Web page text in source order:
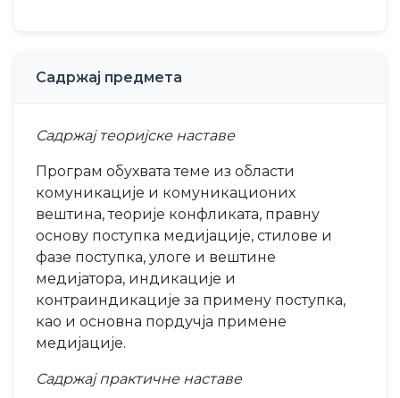
Садржај предмета
Садржај теоријске наставе
Програм обухвата теме из области
комуникације и комуникационих
вештина, теорије конфликата, правну
основу поступка медијације, стилове и
фазе поступка, улоге и вештине
медијатора, индикације и
контраиндикације за примену поступка,
као и основна пордучја примене
медијације.
Садржај практичне наставе